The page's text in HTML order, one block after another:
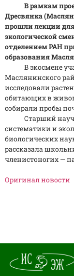
В рамкам
Дресвянка
прошли лекции
экологической
отделением РАН
образования
В экосмене
Маслянинского
исследовали
обитающих в
собирали пробы
Старший
систематики и
биологических
рассказала
членистоногих —
Оригинал новости